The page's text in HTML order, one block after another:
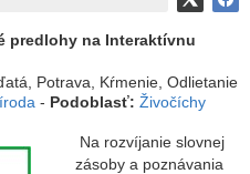
predlohy na Interaktívnu
Potrava, Kŕmenie, Odlietanie
- Podoblasť: Živočíchy
Na rozvíjanie slovnej
zásoby a poznávania